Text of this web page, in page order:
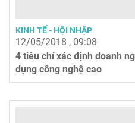
KINH TẾ - HỘI NHẬP
12/05/2018 , 09:08
4 tiêu chí xác định doanh
dụng công nghệ cao